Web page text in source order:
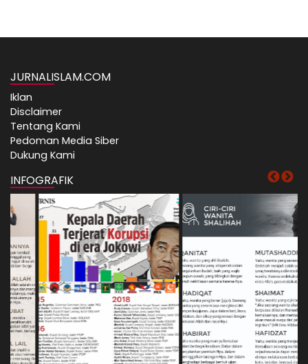
JURNALISLAM.COM
Iklan
Disclaimer
Tentang Kami
Pedoman Media Siber
Dukung Kami
INFOGRAFIK